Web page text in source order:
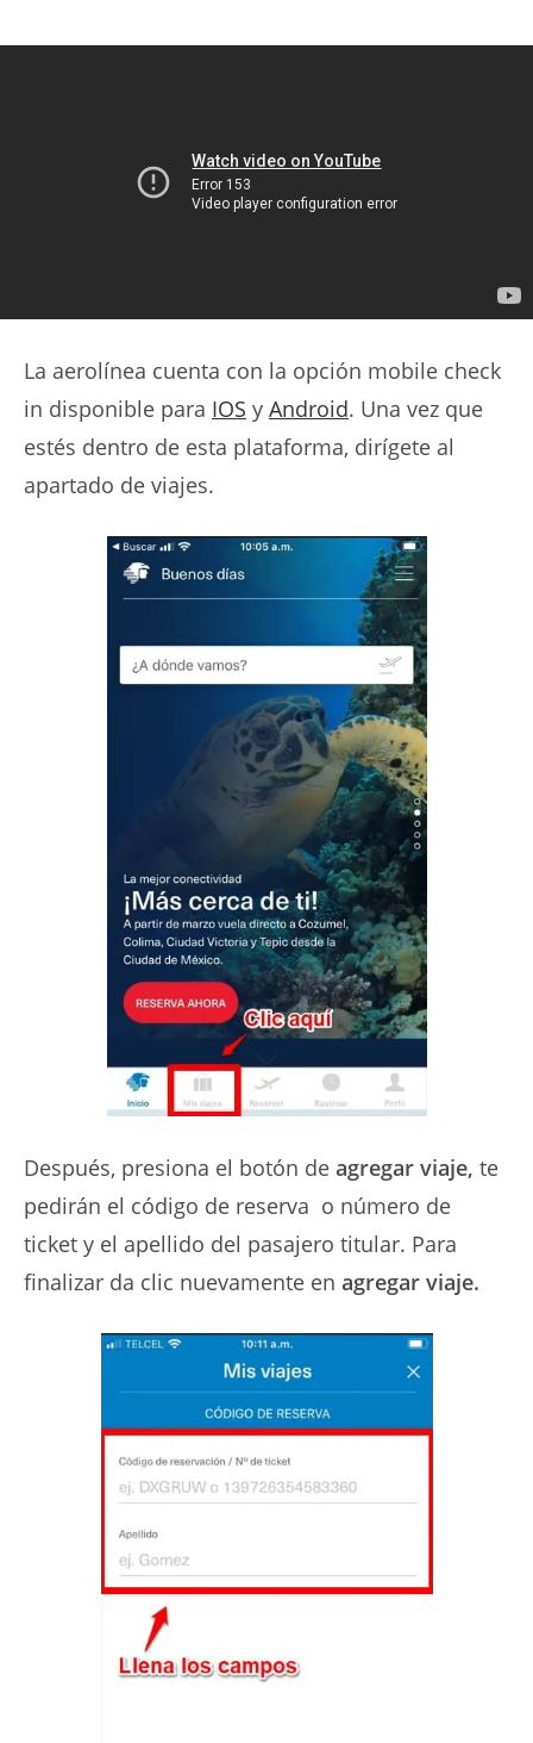
La aerolínea cuenta con la opción mobile check
in disponible para IOS y Android. Una vez que
estés dentro de esta plataforma, dirígete al
apartado de viajes.
Después, presiona el botón de agregar viaje, te
pedirán el código de reserva o número de
ticket y el apellido del pasajero titular. Para
finalizar da clic nuevamente en agregar viaje.